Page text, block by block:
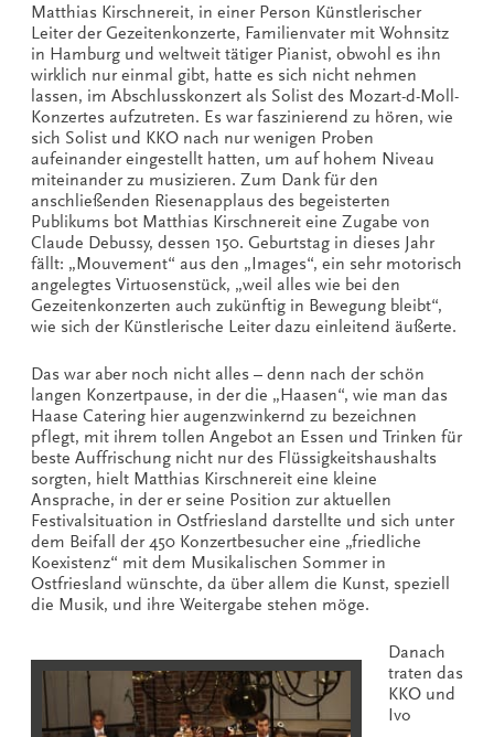
Matthias Kirschnereit, in einer Person Künstlerischer
Leiter der Gezeitenkonzerte, Familienvater mit Wohnsitz
in Hamburg und weltweit tätiger Pianist, obwohl es ihn
wirklich nur einmal gibt, hatte es sich nicht nehmen
lassen, im Abschlusskonzert als Solist des Mozart-d-Moll-
Konzertes aufzutreten. Es war faszinierend zu hören, wie
sich Solist und KKO nach nur wenigen Proben
aufeinander eingestellt hatten, um auf hohem Niveau
miteinander zu musizieren. Zum Dank für den
anschließenden Riesenapplaus des begeisterten
Publikums bot Matthias Kirschnereit eine Zugabe von
Claude Debussy, dessen 150. Geburtstag in dieses Jahr
fällt: „Mouvement“ aus den „Images“, ein sehr motorisch
angelegtes Virtuosenstück, „weil alles wie bei den
Gezeitenkonzerten auch zukünftig in Bewegung bleibt“,
wie sich der Künstlerische Leiter dazu einleitend äußerte.
Das war aber noch nicht alles – denn nach der schön
langen Konzertpause, in der die „Haasen“, wie man das
Haase Catering hier augenzwinkernd zu bezeichnen
pflegt, mit ihrem tollen Angebot an Essen und Trinken für
beste Auffrischung nicht nur des Flüssigkeitshaushalts
sorgten, hielt Matthias Kirschnereit eine kleine
Ansprache, in der er seine Position zur aktuellen
Festivalsituation in Ostfriesland darstellte und sich unter
dem Beifall der 450 Konzertbesucher eine „friedliche
Koexistenz“ mit dem Musikalischen Sommer in
Ostfriesland wünschte, da über allem die Kunst, speziell
die Musik, und ihre Weitergabe stehen möge.
Danach
traten das
KKO und
Ivo